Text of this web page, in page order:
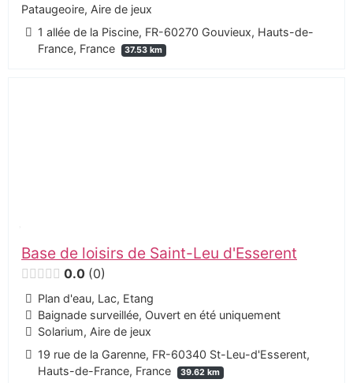
Pataugeoire, Aire de jeux
1 allée de la Piscine, FR-60270 Gouvieux, Hauts-de-
France, France
37.53 km
Base de loisirs de Saint-Leu d'Esserent
0.0 0
Plan d'eau, Lac, Etang
Baignade surveillée, Ouvert en été uniquement
Solarium, Aire de jeux
19 rue de la Garenne, FR-60340 St-Leu-d'Esserent,
Hauts-de-France, France
39.62 km